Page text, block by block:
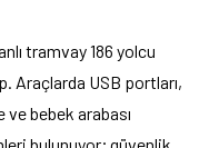
tramvay 186 yolcu
Araçlarda USB portları,
bebek arabası